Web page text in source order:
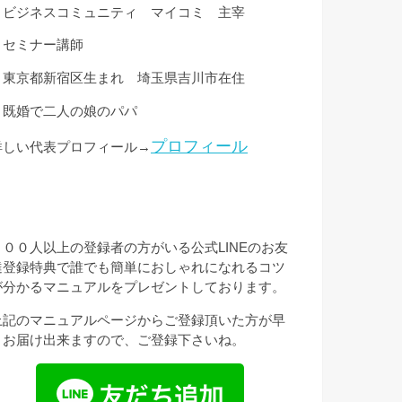
ビジネスコミュニティ マイコミ 主宰
セミナー講師
東京都新宿区生まれ 埼玉県吉川市在住
既婚で二人の娘のパパ
しい代表プロフィール→ プロフィール
００人以上の登録者の方がいる公式LINEのお友
登録特典で誰でも簡単におしゃれになれるコツ
分かるマニュアルをプレゼントしております。
記のマニュアルページからご登録頂いた方が早
お届け出来ますので、ご登録下さいね。